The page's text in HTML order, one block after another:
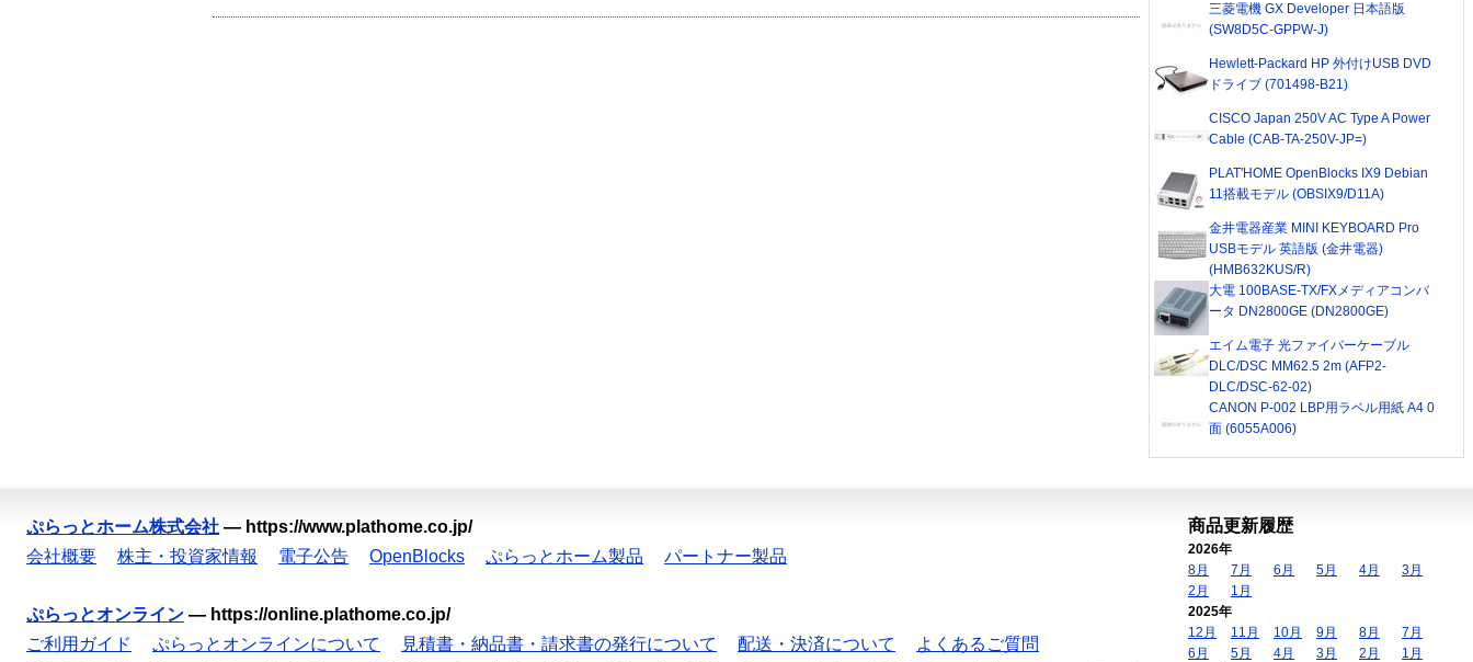
三菱電機 GX Developer 日本語版
(SW8D5C-GPPW-J)
Hewlett-Packard HP 外付けUSB DVD
ドライブ (701498-B21)
CISCO Japan 250V AC Type A Power
Cable (CAB-TA-250V-JP=)
PLAT'HOME OpenBlocks IX9 Debian
11搭載モデル (OBSIX9/D11A)
金井電器産業 MINI KEYBOARD Pro
USBモデル 英語版 (金井電器)
(HMB632KUS/R)
大電 100BASE-TX/FXメディアコンバ
ータ DN2800GE (DN2800GE)
エイム電子 光ファイバーケーブル
DLC/DSC MM62.5 2m (AFP2-
DLC/DSC-62-02)
CANON P-002 LBP用ラベル用紙 A4 0
面 (6055A006)
ぷらっとホーム株式会社 — https://www.plathome.co.jp/
会社概要
株主・投資家情報 電子公告 OpenBlocks ぷらっとホーム製品 パートナー製品
ぷらっとオンライン — https://online.plathome.co.jp/
ご利用ガイド
ぷらっとオンラインについて 見積書・納品書・請求書の発行について 配送・決済について
よくあるご質問
商品更新履歴
2026年
8月
7月 6月 5月 4月
3月
2月
1月
2025年
12月
11月 10月 9月 8月
7月
6月
5月 4月 3月 2月
1月